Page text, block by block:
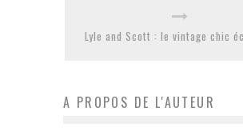
Lyle and Scott : le vintage chic
A PROPOS DE L'AUTEUR